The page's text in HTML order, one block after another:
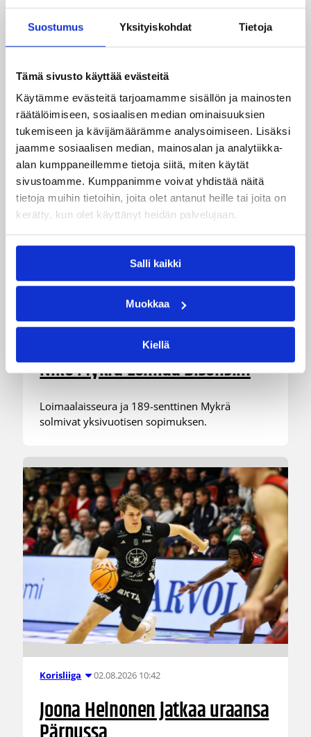
Suostumus Yksityiskohdat Tietoja
Tämä sivusto käyttää evästeitä
Käytämme evästeitä tarjoamamme sisällön ja mainosten
räätälöimiseen, sosiaalisen median ominaisuuksien
tukemiseen ja kävijämäärämme analysoimiseen. Lisäksi
jaamme sosiaalisen median, mainosalan ja analytiikka-
alan kumppaneillemme tietoja siitä, miten käytät
sivustoamme. Kumppanimme voivat yhdistää näitä
tietoja muihin tietoihin, joita olet antanut heille tai joita on
kerätty, kun olet käyttänyt heidän palvelujaan.
Salli kaikki
Muokkaa
Kiellä
kahdella tuoreella kasvolla. Joukkue on tehnyt
tulevan kauden mittaiset sopimukset viime
edustaneen 26-vuotiaan yhdysvaltalaislaituri
Tyrese Williamsin sekä viime kaudella Kouvoja
edustaneen 32-vuotiaan Timi Puittisen kanssa.
Niko Mykrä Loimaa Bisonsiin
Loimaalaisseura ja 189-senttinen Mykrä
solmivat yksivuotisen sopimuksen.
Korisliiga 02.08.2026 10:42
Joona Heinonen jatkaa uraansa